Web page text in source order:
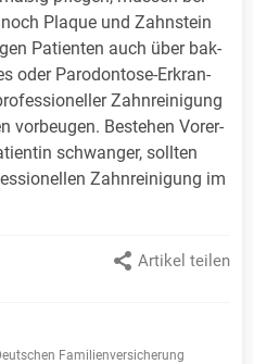
Pla­que und Zahn­stein
Pa­tien­ten auch über bak­
oder Pa­ro­don­to­se-Er­kran­
Zahn­rei­ni­gung
vor­beu­gen. Be­ste­hen Vor­er­
schwan­ger, soll­ten
Zahn­rei­ni­gung im
Familienversicherung
Artikel teilen